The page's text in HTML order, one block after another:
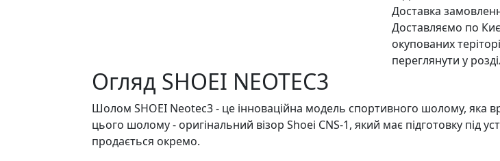
Доставка
Доставляємо по
окупованих
переглянути у
Огляд SHOEI NEOTEC3
Шолом SHOEI Neotec3 - це інноваційна модель спортивного шолому, яка
цього шолому - оригінальний візор Shoei CNS-1, який має підготовку під
продається окремо.